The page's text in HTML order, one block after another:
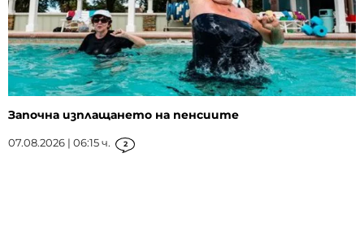
Започна изплащането на пенсиите
07.08.2026 | 06:15 ч. 2